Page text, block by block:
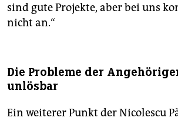
sind gute Projekte, aber bei uns
nicht an.“
Die Probleme der
unlösbar
Ein weiterer Punkt der Nicolescu